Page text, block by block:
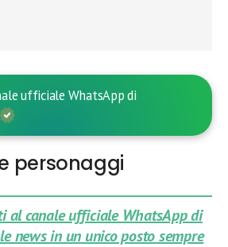
ufficiale WhatsApp di
personaggi
al canale ufficiale WhatsApp di
news in un unico posto sempre